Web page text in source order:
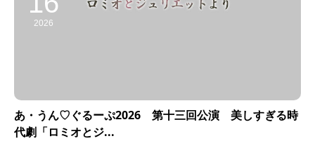
2026
あ・うん♡ぐるーぷ2026 第十三回公演 美しすぎる時
代劇「ロミオとジ...